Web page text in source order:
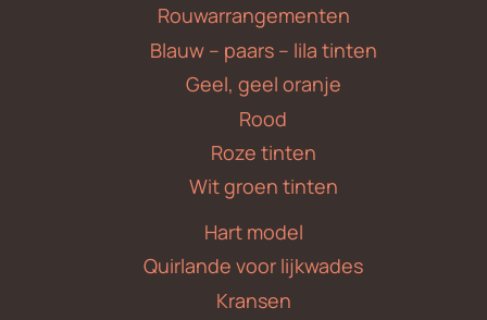
Rouwarrangementen
Blauw – paars – lila tinten
Geel, geel oranje
Rood
Roze tinten
Wit groen tinten
Hart model
Quirlande voor lijkwades
Kransen